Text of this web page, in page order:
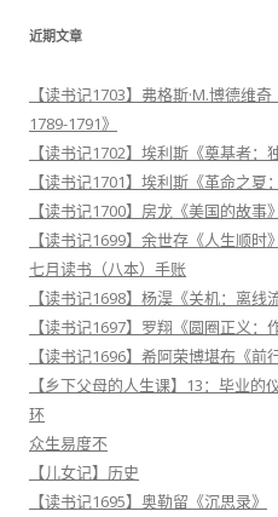
近期文章
【读书记1703】弗格斯·M.博德维
1789-1791》
【读书记1702】埃利斯《奠基者：
【读书记1701】埃利斯《革命之夏
【读书记1700】房龙《美国的故事》
【读书记1699】余世存《人生顺时》
七月读书（八本）手账
【读书记1698】杨淏《关机：离线
【读书记1697】罗翔《圆圈正义：
【读书记1696】希阿荣博堪布《前
【乡下父母的人生课】13：毕业
环
众生易度不
【儿女记】历史
【读书记1695】奥勒留《沉思录》